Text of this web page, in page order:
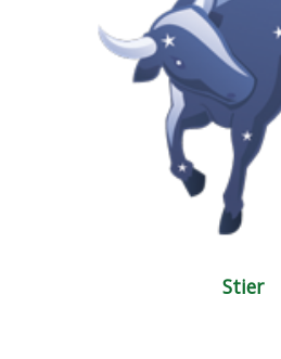
Stier